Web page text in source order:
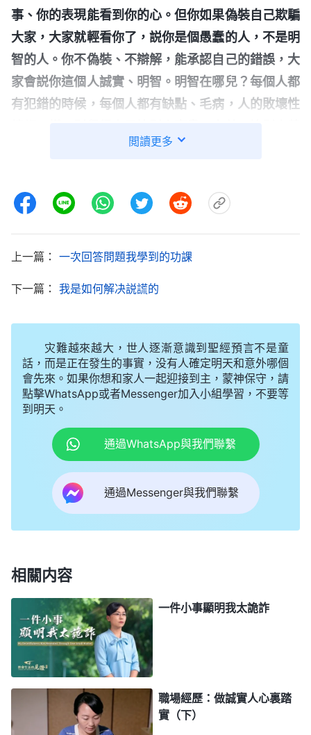
事、你的表現能看到你的心。但你如果偽裝自己欺騙
大家，大家就輕看你了，説你是個愚蠢的人，不是明
智的人。你不偽裝、不辯解，能承認自己的錯誤，大
家會説你這個人誠實、明智。明智在哪兒？每個人都
有犯錯的時候，每個人都有缺點、毛病，人的敗壞性
良，這樣想就太没有理智了！你把人的敗壞性情、把
别人犯了錯誤也不抓把柄，都能正確對待，這才是看
事有深度了，不做蠢事了，這就是明智的人。没理智
的人都是不明智的人，都是愚蠢人，做點錯事、荒唐
事受到修理對付就耿耿于懷，就總想為自己辯解表
白，背後總搞些小動作，讓人看了噁心。其實你所做
張膽地表演，别人看你就像看一個小丑在表演。這是
不是愚蠢哪？這就是愚蠢。愚蠢的人没有智慧，聽了
多少道都不明白真理也看不透事，總把自己架在半空
中，覺得自己與衆不同，覺得自己比别人尊貴，這就
是狂妄自是，這就是愚蠢。愚蠢的人是不是不通靈？
你在什麽事上愚蠢、不明智，你在什麽事上就不通
靈，就不容易明白真理，就是這麽回事。」《話・卷
末世基督座談紀要・做人該有的原則》
從神的話裏我
明白了，盡本分出現一些偏差、問題是在所難免的，
神要求人能正確對待自己犯的錯誤，而不是去包裹偽
的。對照神話語的揭示我意識到，當我盡本分出現錯
詐的撒但性情支配的。想到自己盡剪輯本分時間很長
了，有一些經驗，大家對我的看法也不錯，我就覺得
我不能出現錯誤，更不能在關鍵時候掉鏈子，我辦事
應該比别人更可靠、更讓人放心，一旦出現錯誤我就
擔心會失去臉面地位，就極力地掩蓋不想讓别人知
道，特别是出現這種低級錯誤就更擔心大家知道了會
閲讀更多
上一篇： 一次回答問題我學到的功課
下一篇： 我是如何解决説謊的
灾難越來越大，世人逐漸意識到聖經預言不是童
話，而是正在發生的事實，没有人確定明天和意外哪個
會先來。如果你想和家人一起迎接到主，蒙神保守，請
點擊WhatsApp或者Messenger加入小組學習，不要等
到明天。
通過WhatsApp與我們聯繫
通過Messenger與我們聯繫
相關内容
一件小事顯明我太詭詐
職場經歷：做誠實人心裏踏
實（下）